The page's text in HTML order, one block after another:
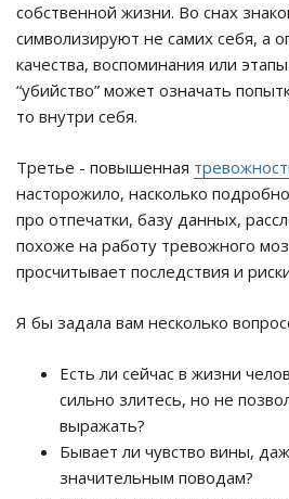
собственной жизни. Во снах
символизируют не самих себя, а
качества, воспоминания или
“убийство” может означать
то внутри себя.
Третье - повышенная
насторожило, насколько
про отпечатки, базу данных,
похоже на работу тревожного
просчитывает последствия и
Я бы задала вам несколько
Есть ли сейчас в жизни
сильно злитесь, но не
выражать?
Бывает ли чувство вины,
значительным поводам?